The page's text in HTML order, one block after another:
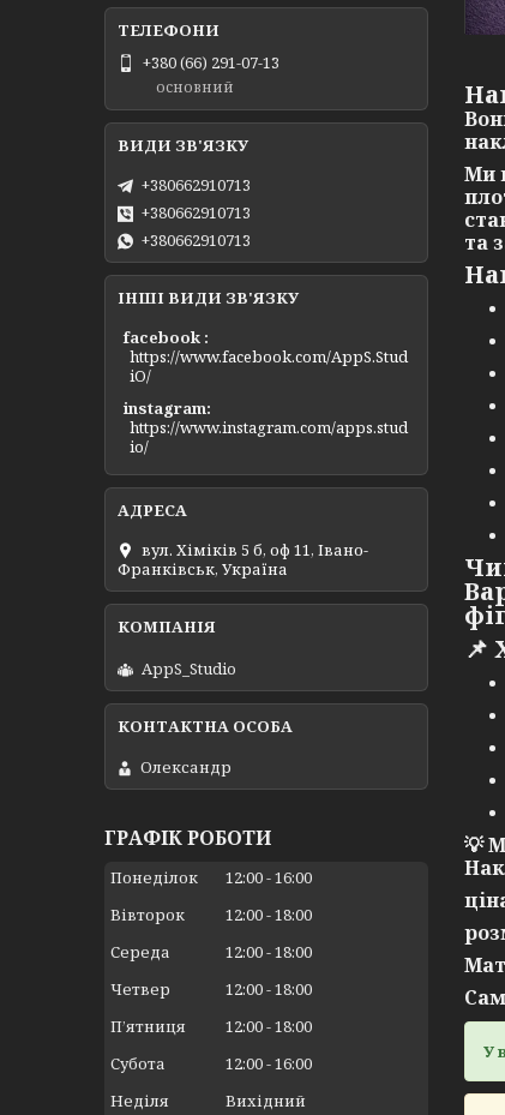
Ми
та
📌
💡
У
+380 (66) 291-07-13
основний
+380662910713
+380662910713
+380662910713
ІНШІ ВИДИ ЗВ'ЯЗКУ
facebook
https://www.facebook.com/AppS.Stud
iO/
instagram
https://www.instagram.com/apps.stud
io/
вул. Хіміків 5 б, оф 11, Івано-
Франківськ, Україна
AppS_Studio
Олександр
ГРАФІК РОБОТИ
Понеділок 12:00 16:00
Вівторок
12:00 18:00
Середа
12:00 18:00
Четвер
12:00 18:00
Пʼятниця
12:00 18:00
Субота
12:00 16:00
Неділя
Вихідний